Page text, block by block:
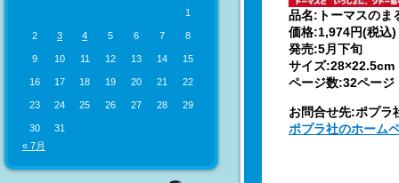
1
2 3 4 5 6 7 8
9 10 11 12 13 14 15
16 17 18 19 20 21 22
23 24 25 26 27 28 29
30
31
« 7月
品名:トーマスのま
価格:1,974円(税込)
発売:5月下旬
サイズ:28×22.5cm
ページ数:32ページ
お問合せ先:ポプ
ポプラ社のホーム